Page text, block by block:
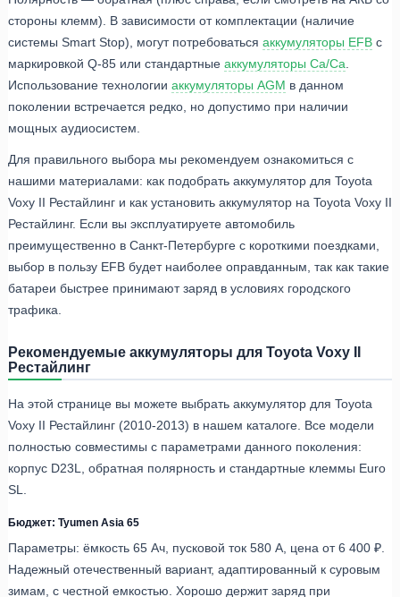
стороны клемм). В зависимости от комплектации (наличие
системы Smart Stop), могут потребоваться аккумуляторы EFB с
маркировкой Q-85 или стандартные аккумуляторы Ca/Ca
Использование технологии аккумуляторы AGM в данном
поколении встречается редко, но допустимо при наличии
мощных аудиосистем.
Для правильного выбора мы рекомендуем ознакомиться с
нашими материалами: как подобрать аккумулятор для Toyota
Voxy II Рестайлинг и как установить аккумулятор на Toyota Voxy II
Рестайлинг. Если вы эксплуатируете автомобиль
преимущественно в Санкт-Петербурге с короткими поездками,
выбор в пользу EFB будет наиболее оправданным, так как такие
батареи быстрее принимают заряд в условиях городского
трафика.
Рекомендуемые аккумуляторы для Toyota Voxy II
Рестайлинг
На этой странице вы можете выбрать аккумулятор для Toyota
Voxy II Рестайлинг (2010-2013) в нашем каталоге. Все модели
полностью совместимы с параметрами данного поколения:
корпус D23L, обратная полярность и стандартные клеммы Euro
SL.
Бюджет: Tyumen Asia 65
Параметры: ёмкость 65 Ач, пусковой ток 580 А, цена от 6 400 ₽.
Надежный отечественный вариант, адаптированный к суровым
зимам, с честной емкостью. Хорошо держит заряд при